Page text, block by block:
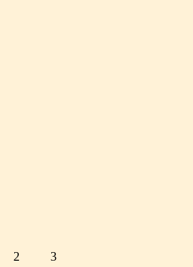
2 3